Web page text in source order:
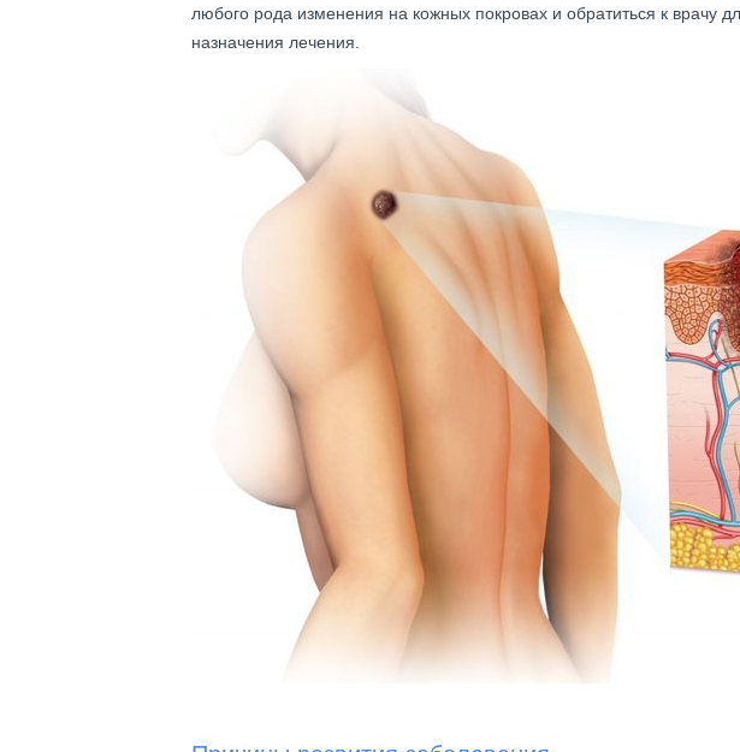
любого рода изменения на кожных покровах и обратиться к врачу
назначения лечения.